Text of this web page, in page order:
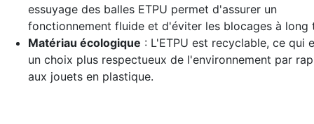
essuyage des balles ETPU permet d'assurer un
fonctionnement fluide et d'éviter les blocages à long
Matériau écologique : L'ETPU est recyclable, ce qui
un choix plus respectueux de l'environnement par
aux jouets en plastique.